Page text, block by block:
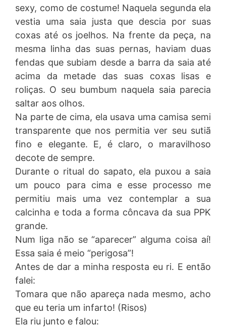
sexy, como de costume! Naquela segunda ela
vestia uma saia justa que descia por suas
coxas até os joelhos. Na frente da peça, na
mesma linha das suas pernas, haviam duas
fendas que subiam desde a barra da saia até
acima da metade das suas coxas lisas e
roliças. O seu bumbum naquela saia parecia
saltar aos olhos.
Na parte de cima, ela usava uma camisa semi
transparente que nos permitia ver seu sutiã
fino e elegante. E, é claro, o maravilhoso
decote de sempre.
Durante o ritual do sapato, ela puxou a saia
um pouco para cima e esse processo me
permitiu mais uma vez contemplar a sua
calcinha e toda a forma côncava da sua PPK
grande.
Num liga não se “aparecer” alguma coisa aí!
Essa saia é meio “perigosa”!
Antes de dar a minha resposta eu ri. E então
falei:
Tomara que não apareça nada mesmo, acho
que eu teria um infarto! (Risos)
Ela riu junto e falou: